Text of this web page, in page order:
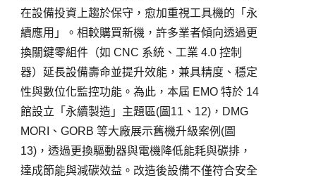
在設備投資上趨於保守，愈加重視工具機的「永
續應用」。相較購買新機，許多業者傾向透過更
換關鍵零組件（如 CNC 系統、工業 4.0控制
器）延長設備壽命並提升效能，兼具精度、穩定
性與數位化監控功能。為此，本屆 EMO特於 14
館設立「永續製造」主題區(圖 11 、 12) ， DMG
MORI
、GORB等大廠展示舊機升級案例 (圖
13) ，透過更換驅動器與電機降低能耗與碳排，
達成節能與減碳效益。改造後設備不僅符合安全